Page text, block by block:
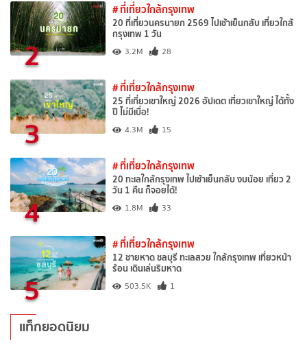
2
# ที่เที่ยวใกล้กรุงเทพ
20 ที่เที่ยวนครนายก 2569 ไปเช้าเย็นกลับ เที่ยวใกล้
กรุงเทพ 1 วัน
3.2M 28
3
# ที่เที่ยวใกล้กรุงเทพ
25 ที่เที่ยวเขาใหญ่ 2026 อัปเดต เที่ยวเขาใหญ่ ได้ทั้ง
ปี ไม่มีเบื่อ!
4.3M 15
4
# ที่เที่ยวใกล้กรุงเทพ
20 ทะเลใกล้กรุงเทพ ไปเช้าเย็นกลับ งบน้อย เที่ยว 2
วัน 1 คืน ก็จอยได้!
1.8M 33
5
# ที่เที่ยวใกล้กรุงเทพ
12 ชายหาด ชลบุรี ทะเลสวย ใกล้กรุงเทพ เที่ยวหน้า
ร้อน เดินเล่นริมหาด
503.5K 1
แท็กยอดนิยม